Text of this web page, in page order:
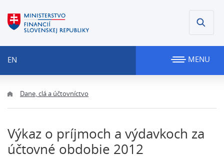
EN MENU
Dane, clá a účtovníctvo
Výkaz o príjmoch a výdavkoch za
účtovné obdobie 2012